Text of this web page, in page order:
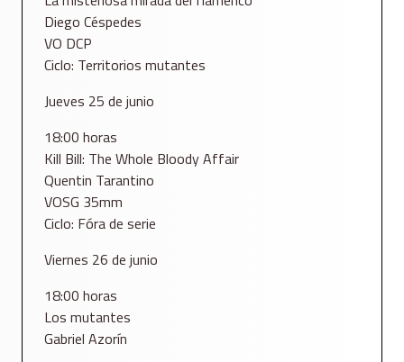
Diego Céspedes
VO DCP
Ciclo: Territorios mutantes
Jueves 25 de junio
18:00 horas
Kill Bill: The Whole Bloody Affair
Quentin Tarantino
VOSG 35mm
Ciclo: Fóra de serie
Viernes 26 de junio
18:00 horas
Los mutantes
Gabriel Azorín